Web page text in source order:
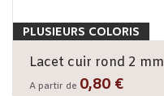
PLUSIEURS COLORIS
Lacet cuir rond 2 mm
A partir de 0,80 €